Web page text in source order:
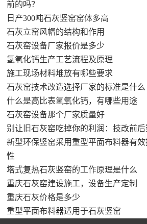
前的吗？
日产300吨石灰竖窑窑体多高
石灰立窑风帽的结构和作用
石灰窑设备厂家报价是多少
氢氧化钙生产工艺流程及原理
施工现场材料堆放有哪些要求
石灰窑技术改造选择厂家的标准是什么
什么是高比表氢氧化钙，有哪些用途
石灰窑设备那个厂家质量好
别让旧石灰窑吃掉你的利润：技改前
新型环保竖窑采用重型平面布料器有
性
塔式复热石灰竖窑的工作原理是什么
重庆石灰窑建设施工，设备生产定制
重庆石灰价格是多少
重型平面布料器适用于石灰竖窑